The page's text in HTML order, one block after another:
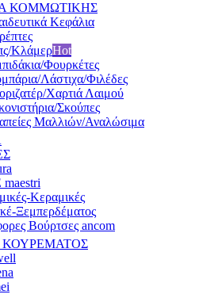
ΚΟΜΜΩΤΙΚΗΣ
Κεφάλια
ΚλάμερHot
Φουρκέτες
Λάστιχα/Φιλέδες
Χαρτιά Λαιμού
Σκούπες
Μαλλιών/Αναλώσιμα
Κεραμικές
Ξεμπερδέματος
Βούρτσες ancom
ΚΟΥΡΕΜΑΤΟΣ